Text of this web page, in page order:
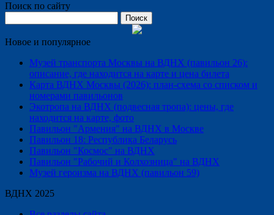
Поиск по сайту
Новое и популярное
Музей транспорта Москвы на ВДНХ (павильон 26):
описание, где находится на карте и цена билета
Карта ВДНХ Москвы (2026): план-схема со списком и
номерами павильонов
Экотропа на ВДНХ (подвесная тропа): цены, где
находится на карте, фото
Павильон "Армения" на ВДНХ в Москве
Павильон 18: Республика Беларусь
Павильон "Космос" на ВДНХ
Павильон "Рабочий и Колхозница" на ВДНХ
Музей героизма на ВДНХ (павильон 59)
ВДНХ 2025